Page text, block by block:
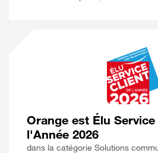
Orange est Élu
l'Année 2026
dans la catégorie Solutions